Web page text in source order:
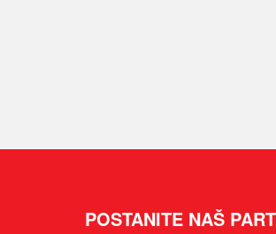
POSTANITE NAŠ